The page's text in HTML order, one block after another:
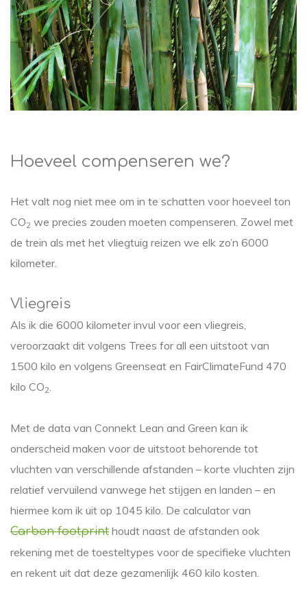
Hoeveel compenseren we?
Het valt nog niet mee om in te schatten voor hoeveel ton
CO2 we precies zouden moeten compenseren. Zowel met
de trein als met het vliegtuig reizen we elk zo’n 6000
kilometer.
Vliegreis
Als ik die 6000 kilometer invul voor een vliegreis,
veroorzaakt dit volgens Trees for all een uitstoot van
1500 kilo en volgens Greenseat en FairClimateFund 470
kilo CO2.
Met de data van Connekt Lean and Green kan ik
onderscheid maken voor de uitstoot behorende tot
vluchten van verschillende afstanden – korte vluchten zijn
relatief vervuilend vanwege het stijgen en landen – en
hiermee kom ik uit op 1045 kilo. De calculator van
Carbon footprint houdt naast de afstanden ook
rekening met de toesteltypes voor de specifieke vluchten
en rekent uit dat deze gezamenlijk 460 kilo kosten.